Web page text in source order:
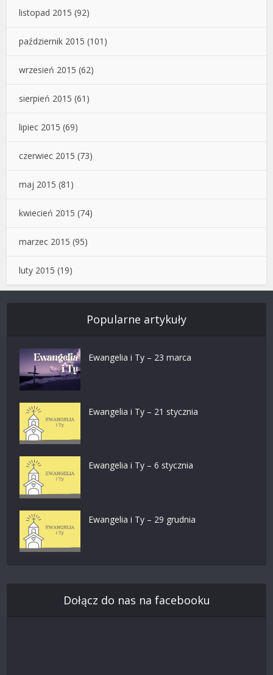
listopad 2015 (92)
październik 2015 (101)
wrzesień 2015 (62)
sierpień 2015 (61)
lipiec 2015 (69)
czerwiec 2015 (73)
maj 2015 (81)
kwiecień 2015 (74)
marzec 2015 (95)
luty 2015 (19)
Popularne artykuły
Ewangelia i Ty – 23 marca
Ewangelia i Ty – 21 stycznia
Ewangelia i Ty – 6 stycznia
Ewangelia i Ty – 29 grudnia
Dołącz do nas na facebooku